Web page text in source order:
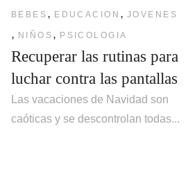
BEBES , EDUCACION , JOVENES
, NIÑOS , PSICOLOGIA
Recuperar las rutinas para
luchar contra las pantallas
Las vacaciones de Navidad son
caóticas y se descontrolan todas...